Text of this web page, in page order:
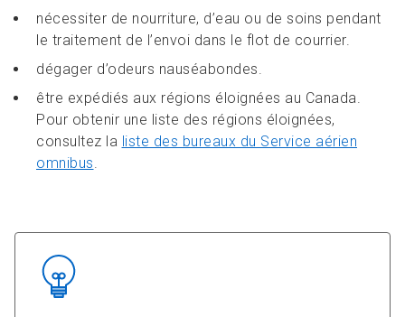
nécessiter de nourriture, d’eau ou de soins pendant
le traitement de l’envoi dans le flot de courrier.
dégager d’odeurs nauséabondes.
être expédiés aux régions éloignées au Canada.
Pour obtenir une liste des régions éloignées,
consultez la liste des bureaux du Service aérien
omnibus.